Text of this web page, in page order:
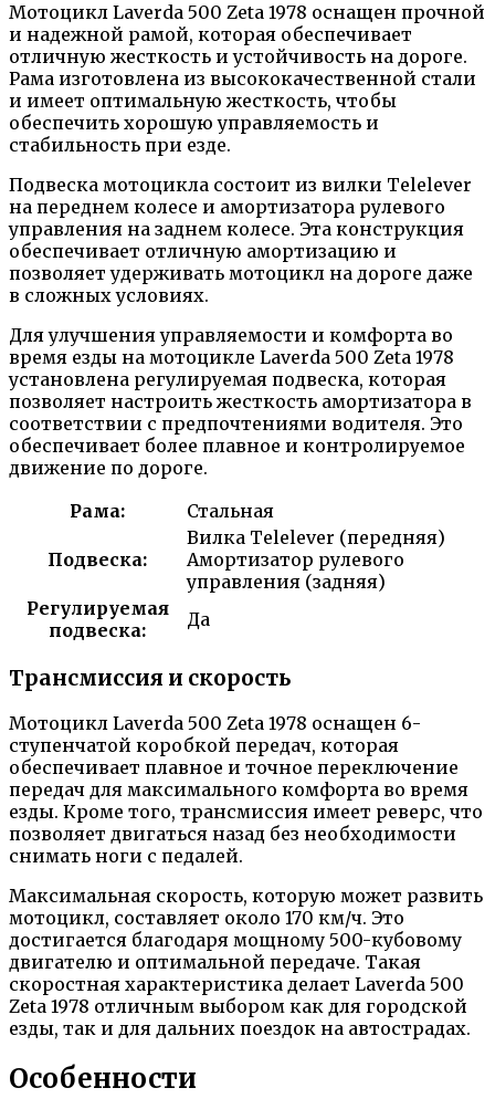
Мотоцикл Laverda 500 Zeta 1978 оснащен прочной
и надежной рамой, которая обеспечивает
отличную жесткость и устойчивость на дороге.
Рама изготовлена из высококачественной стали
и имеет оптимальную жесткость, чтобы
обеспечить хорошую управляемость и
стабильность при езде.
Подвеска мотоцикла состоит из вилки Telelever
на переднем колесе и амортизатора рулевого
управления на заднем колесе. Эта конструкция
обеспечивает отличную амортизацию и
позволяет удерживать мотоцикл на дороге даже
в сложных условиях.
Для улучшения управляемости и комфорта во
время езды на мотоцикле Laverda 500 Zeta 1978
установлена регулируемая подвеска, которая
позволяет настроить жесткость амортизатора в
соответствии с предпочтениями водителя. Это
обеспечивает более плавное и контролируемое
движение по дороге.
Рама:
Стальная
Подвеска:
Вилка Telelever (передняя)
Амортизатор рулевого
управления (задняя)
Регулируемая
подвеска:
Да
Трансмиссия и скорость
Мотоцикл Laverda 500 Zeta 1978 оснащен 6-
ступенчатой коробкой передач, которая
обеспечивает плавное и точное переключение
передач для максимального комфорта во время
езды. Кроме того, трансмиссия имеет реверс, что
позволяет двигаться назад без необходимости
снимать ноги с педалей.
Максимальная скорость, которую может развить
мотоцикл, составляет около 170 км/ч. Это
достигается благодаря мощному 500-кубовому
двигателю и оптимальной передаче. Такая
скоростная характеристика делает Laverda 500
Zeta 1978 отличным выбором как для городской
езды, так и для дальних поездок на автострадах.
Особенности